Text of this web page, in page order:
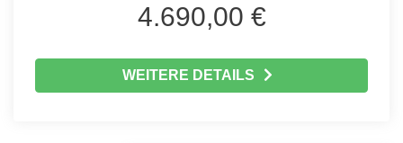
4.690,00 €
WEITERE DETAILS